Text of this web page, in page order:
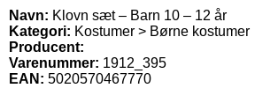
Navn: Klovn sæt – Barn 10 – 12 år
Kategori: Kostumer > Børne kostumer
Producent:
Varenummer: 1912_395
EAN: 5020570467770